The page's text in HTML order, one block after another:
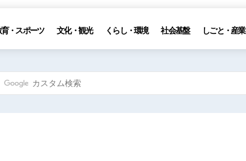
・スポーツ 文化・観光 くらし・環境 社会基盤 しごと・産業